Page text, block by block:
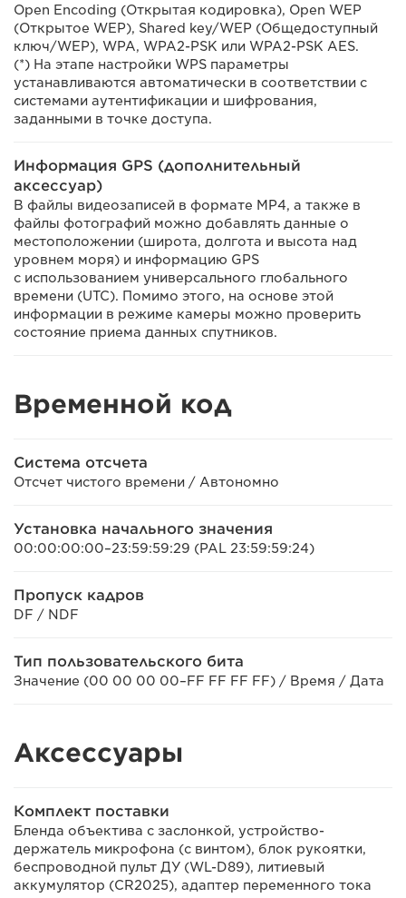
Open Encoding (Открытая кодировка), Open WEP
(Открытое WEP), Shared key/WEP (Общедоступный
ключ/WEP), WPA, WPA2-PSK или WPA2-PSK AES.
(*) На этапе настройки WPS параметры
устанавливаются автоматически в соответствии с
системами аутентификации и шифрования,
заданными в точке доступа.
Информация GPS (дополнительный
аксессуар)
В файлы видеозаписей в формате MP4, а также в
файлы фотографий можно добавлять данные о
местоположении (широта, долгота и высота над
уровнем моря) и информацию GPS
с использованием универсального глобального
времени (UTC). Помимо этого, на основе этой
информации в режиме камеры можно проверить
состояние приема данных спутников.
Временной код
Система отсчета
Отсчет чистого времени / Автономно
Установка начального значения
00:00:00:00–23:59:59:29 (PAL 23:59:59:24)
Пропуск кадров
DF / NDF
Тип пользовательского бита
Значение (00 00 00 00–FF FF FF FF) / Время / Дата
Аксессуары
Комплект поставки
Бленда объектива с заслонкой, устройство-
держатель микрофона (с винтом), блок рукоятки,
беспроводной пульт ДУ (WL-D89), литиевый
аккумулятор (CR2025), адаптер переменного тока